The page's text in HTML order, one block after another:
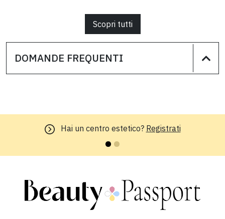
DOMANDE FREQUENTI
Scopri tutti
Hai un centro estetico?Registrati